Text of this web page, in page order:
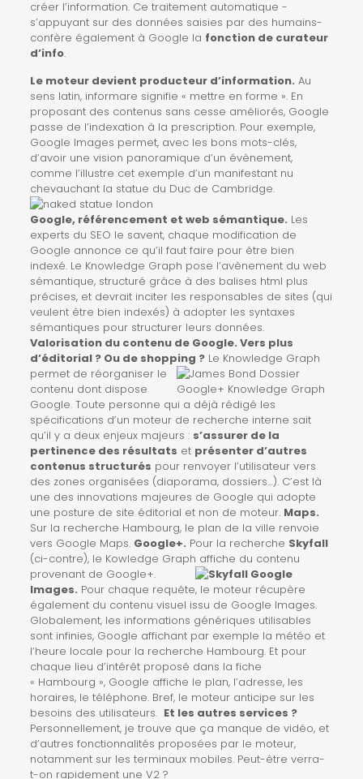
créer l’information. Ce traitement automatique -
s’appuyant sur des données saisies par des humains-
confère également à Google la fonction de curateur
d’info.
Le moteur devient producteur d’information. Au
sens latin, informare signifie « mettre en forme ». En
proposant des contenus sans cesse améliorés, Google
passe de l’indexation à la prescription. Pour exemple,
Google Images permet, avec les bons mots-clés,
d’avoir une vision panoramique d’un évènement,
comme l’illustre cet exemple d’un manifestant nu
chevauchant la statue du Duc de Cambridge.
Google, référencement et web sémantique. Les
experts du SEO le savent, chaque modification de
Google annonce ce qu’il faut faire pour être bien
indexé. Le Knowledge Graph pose l’avènement du web
sémantique, structuré grâce à des balises html plus
précises, et devrait inciter les responsables de sites (qui
veulent être bien indexés) à adopter les syntaxes
sémantiques pour structurer leurs données.
Valorisation du contenu de Google. Vers plus
d’éditorial ? Ou de shopping ? Le Knowledge Graph
permet de réorganiser le
contenu dont dispose
Google. Toute personne qui a déjà rédigé les
spécifications d’un moteur de recherche interne sait
qu’il y a deux enjeux majeurs : s’assurer de la
pertinence des résultats et présenter d’autres
contenus structurés pour renvoyer l’utilisateur vers
des zones organisées (diaporama, dossiers…). C’est là
une des innovations majeures de Google qui adopte
une posture de site éditorial et non de moteur. Maps.
Sur la recherche Hambourg, le plan de la ville renvoie
vers Google Maps. Google+. Pour la recherche Skyfall
(ci-contre), le Kowledge Graph affiche du contenu
provenant de Google+.
Images. Pour chaque requête, le moteur récupère
également du contenu visuel issu de Google Images.
Globalement, les informations génériques utilisables
sont infinies, Google affichant par exemple la météo et
l’heure locale pour la recherche Hambourg. Et pour
chaque lieu d’intérêt proposé dans la fiche
« Hambourg », Google affiche le plan, l’adresse, les
horaires, le téléphone. Bref, le moteur anticipe sur les
besoins des utilisateurs. Et les autres services ?
Personnellement, je trouve que ça manque de vidéo, et
d’autres fonctionnalités proposées par le moteur,
notamment sur les terminaux mobiles. Peut-être verra-
t-on rapidement une V2 ?